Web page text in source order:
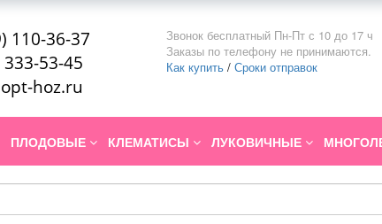
110-36-37
333-53-45
hoz.ru
Звонок бесплатный Пн-Пт с 10 до 17 ч
Заказы по телефону не принимаются.
Как купить / Сроки отправок
ПЛОДОВЫЕ КЛЕМАТИСЫ ЛУКОВИЧНЫЕ